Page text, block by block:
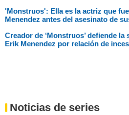
'Monstruos': Ella es la actriz que
Menendez antes del asesinato de
Creador de ‘Monstruos’ defiende
Erik Menendez por relación de
Noticias de series